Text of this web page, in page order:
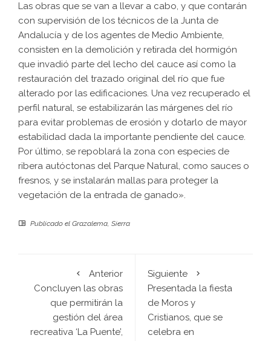
Las obras que se van a llevar a cabo, y que contarán
con supervisión de los técnicos de la Junta de
Andalucía y de los agentes de Medio Ambiente,
consisten en la demolición y retirada del hormigón
que invadió parte del lecho del cauce así como la
restauración del trazado original del río que fue
alterado por las edificaciones. Una vez recuperado el
perfil natural, se estabilizarán las márgenes del río
para evitar problemas de erosión y dotarlo de mayor
estabilidad dada la importante pendiente del cauce.
Por último, se repoblará la zona con especies de
ribera autóctonas del Parque Natural, como sauces o
fresnos, y se instalarán mallas para proteger la
vegetación de la entrada de ganado».
Publicado el Grazalema, Sierra
Anterior
Concluyen las obras
que permitirán la
gestión del área
recreativa ‘La Puente’,
Siguiente
Presentada la fiesta
de Moros y
Cristianos, que se
celebra en